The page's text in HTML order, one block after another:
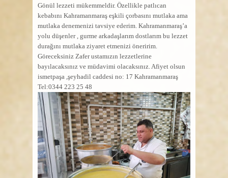
Gönül lezzeti mükemmeldir. Özellikle patlıcan
kebabını Kahramanmaraş eşkili çorbasını mutlaka ama
mutlaka denemenizi tavsiye ederim. Kahramanmaraş’a
yolu düşenler , gurme arkadaşlarım dostlarım bu lezzet
durağını mutlaka ziyaret etmenizi öneririm.
Göreceksiniz Zafer ustamızın lezzetlerine
bayılacaksınız ve müdavimi olacaksınız. Afiyet olsun
ismetpaşa ,şeyhadil caddesi no: 17 Kahramanmaraş
Tel:0344 223 25 48